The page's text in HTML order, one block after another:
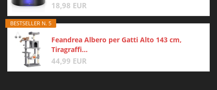
18,98 EUR
BESTSELLER N. 5
Feandrea Albero per Gatti Alto 143 cm,
Tiragraffi...
44,99 EUR